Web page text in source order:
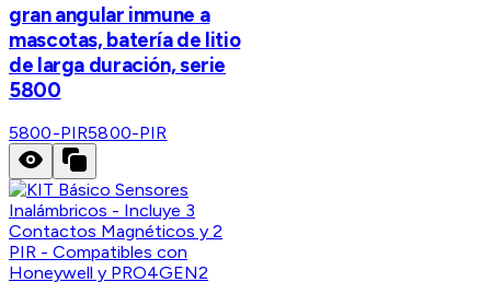
gran angular inmune a
mascotas, batería de litio
de larga duración, serie
5800
5800-PIR5800-PIR